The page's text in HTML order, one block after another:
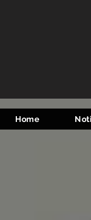
Home